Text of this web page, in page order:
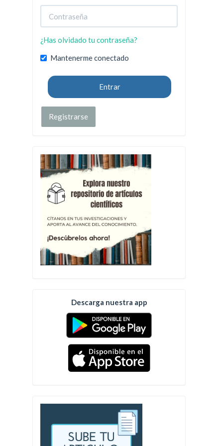
¿Has olvidado tu contraseña?
Mantenerme conectado
Entrar
Registrarse
Descarga nuestra app